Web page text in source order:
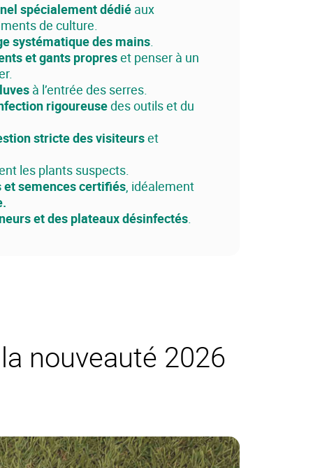
spécialement dédié aux
de culture.
systématique des mains.
et gants propreset penser à un
à l’entrée des serres.
rigoureusedes outils et du
stricte des visiteurset
les plants suspects.
et semences certifiés, idéalement
et des plateaux désinfectés.
nouveauté 2026